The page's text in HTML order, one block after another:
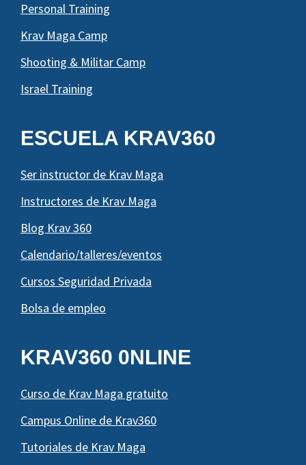
Personal Training
Krav Maga Camp
Shooting & Militar Camp
Israel Training
ESCUELA KRAV360
Ser instructor de Krav Maga
Instructores de Krav Maga
Blog Krav 360
Calendario/talleres/eventos
Cursos Seguridad Privada
Bolsa de empleo
KRAV360 0NLINE
Curso de Krav Maga gratuito
Campus Online de Krav360
Tutoriales de Krav Maga